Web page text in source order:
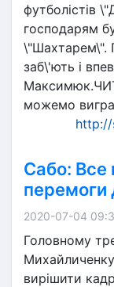
футболістів
господарям
\"Шахтарем\".
заб\'ють і
можемо
Сабо: Все
2020-07-04
Головному
вирішити